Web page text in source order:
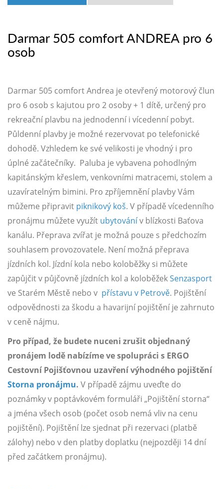
Darmar 505 comfort ANDREA pro 6
osob
Darmar 505 comfort Andrea je otevřený motorový člun
pro 6 osob s kajutou pro 2 osoby + 1 dítě, určený pro
rekreační plavbu na jednodenní i vícedenní pobyt.
Půldenní plavby je možné rezervovat po telefonické
dohodě. Vzhledem ke své velikosti je vhodný i pro
úplné začátečníky. Paluba je vybavena pohodlným
kapitánským křeslem, venkovními matracemi, stolem a
uzavíratelným bimini. Pro zpříjemnění plavby Vám
můžeme připravit piknikový koš. V případě vícedenního
pronájmu můžete využít ubytovánív blízkosti Baťova
kanálu. Přeprava zvířat je možná pouze s předchozím
souhlasem provozovatele. Není možná přeprava
jízdních kol. Jízdní kola nebo koloběžky si můžete
zapůjčit v půjčovně jízdních kol a koloběžekSenzasport
ve Starém Městě nebo v přístavu v Petrově. Pojištění
odpovědnosti za škodu a havarijní pojištění je zahrnuto
v ceně nájmu.
Pro případ, že budete nuceni zrušit objednaný
pronájem lodě nabízíme ve spolupráci s ERGO
Cestovní Pojišťovnou uzavření výhodného pojištění
Storna pronájmu. V případě zájmu uveďte do
poznámky v poptávkovém formuláři „Pojištění storna“
a jména všech osob (počet osob nemá vliv na cenu
pojištění). Pojištění lze sjednat při rezervaci (platbě
zálohy) nebo v den platby doplatku (nejpozději 14 dní
před začátkem pronájmu).